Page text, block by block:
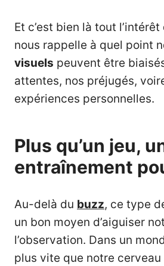
Et c’est bien là tout
nous rappelle à quel point
visuels peuvent être
attentes, nos préjugés,
expériences personnelles.
Plus qu’un jeu,
entraînement
Au-delà du buzz, ce type
un bon moyen d’aiguiser
l’observation. Dans un
plus vite que notre